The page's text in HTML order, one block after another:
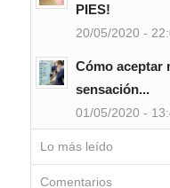
PIES!
20/05/2020 -
Cómo aceptar
sensación...
01/05/2020 -
Lo más leído
Comentarios